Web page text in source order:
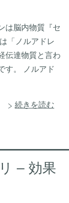
は脳内物質『セ
「ノルアドレ
伝達物質と言わ
す。 ノルアド
続きを読む
– 効果